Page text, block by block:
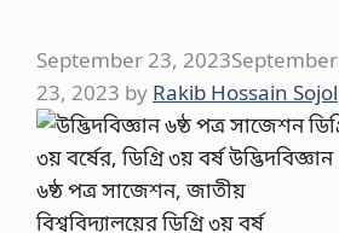
September 23, 2023September
23, 2023 by Rakib Hossain Sojol